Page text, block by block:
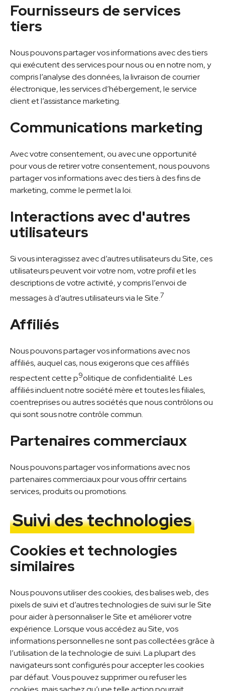
Fournisseurs de services
tiers
Nous pouvons partager vos informations avec des tiers
qui exécutent des services pour nous ou en notre nom, y
compris l’analyse des données, la livraison de courrier
électronique, les services d’hébergement, le service
client et l’assistance marketing.
Communications marketing
Avec votre consentement, ou avec une opportunité
pour vous de retirer votre consentement, nous pouvons
partager vos informations avec des tiers à des fins de
marketing, comme le permet la loi.
Interactions avec d'autres
utilisateurs
Si vous interagissez avec d’autres utilisateurs du Site, ces
utilisateurs peuvent voir votre nom, votre profil et les
descriptions de votre activité, y compris l’envoi de
messages à d’autres utilisateurs via le Site.7
Affiliés
Nous pouvons partager vos informations avec nos
affiliés, auquel cas, nous exigerons que ces affiliés
respectent cette p9olitique de confidentialité. Les
affiliés incluent notre société mère et toutes les filiales,
coentreprises ou autres sociétés que nous contrôlons ou
qui sont sous notre contrôle commun.
Partenaires commerciaux
Nous pouvons partager vos informations avec nos
partenaires commerciaux pour vous offrir certains
services, produits ou promotions.
Suivi des technologies
Cookies et technologies
similaires
Nous pouvons utiliser des cookies, des balises web, des
pixels de suivi et d’autres technologies de suivi sur le Site
pour aider à personnaliser le Site et améliorer votre
expérience. Lorsque vous accédez au Site, vos
informations personnelles ne sont pas collectées grâce à
l’utilisation de la technologie de suivi. La plupart des
navigateurs sont configurés pour accepter les cookies
par défaut. Vous pouvez supprimer ou refuser les